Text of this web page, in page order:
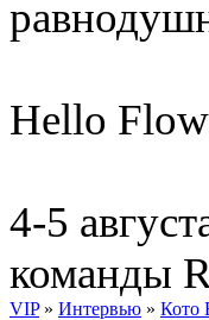
Hello
4-5
команды
VIP» Интервью » Кото